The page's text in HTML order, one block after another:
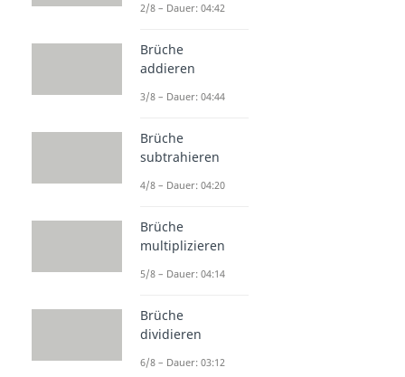
2/8 – Dauer: 04:42
Brüche
addieren
3/8 – Dauer: 04:44
Brüche
subtrahieren
4/8 – Dauer: 04:20
Brüche
multiplizieren
5/8 – Dauer: 04:14
Brüche
dividieren
6/8 – Dauer: 03:12